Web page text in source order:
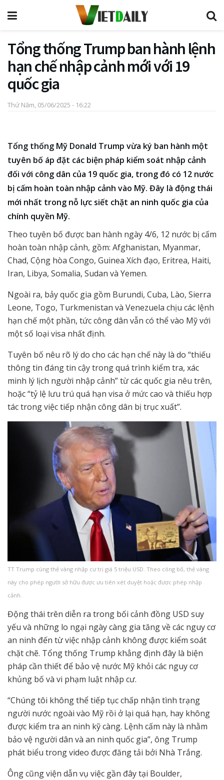
Tổng thống Trump ban hành lệnh
hạn chế nhập cảnh mới với 19
quốc gia
Thứ Năm, 05/06/2025 - 16:22
Tổng thống Mỹ Donald Trump vừa ký ban hành một
tuyên bố áp đặt các biện pháp kiểm soát nhập cảnh
đối với công dân của 19 quốc gia, trong đó có 12 nước
bị cấm hoàn toàn nhập cảnh vào Mỹ. Đây là động thái
mới nhất trong nỗ lực siết chặt an ninh quốc gia của
chính quyền Mỹ.
Theo tuyên bố được ban hành ngày 4/6, 12 nước bị cấm
hoàn toàn nhập cảnh, gồm: Afghanistan, Myanmar,
Chad, Cộng hòa Congo, Guinea Xích đạo, Eritrea, Haiti,
Iran, Libya, Somalia, Sudan và Yemen.
Ngoài ra, bảy quốc gia gồm Burundi, Cuba, Lào, Sierra
Leone, Togo, Turkmenistan và Venezuela chịu các lệnh
hạn chế một phần, tức công dân vẫn có thể vào Mỹ với
một số loại visa nhất định.
Tuyên bố nêu rõ lý do cho các hạn chế này là do “thiếu
thông tin đáng tin cậy trong quá trình kiểm tra, xác
minh lý lịch người nhập cảnh” từ các quốc gia nêu trên,
hoặc “tỷ lệ lưu trú quá hạn visa ở mức cao và thiếu hợp
tác trong việc tiếp nhận công dân bị trục xuất”.
TT Trump cùng thẻ vàng nhập cư trị giá 5 triệu USD. Theo công bố, thẻ vàng
này cho phép người sở hữu được ưu tiên xét duyệt hoặc được phép nhập
cảnh.
Động thái trên diễn ra trong bối cảnh đồng USD suy
yếu và những lo ngại ngày càng gia tăng về các nguy cơ
an ninh đến từ việc nhập cảnh không được kiểm soát
chặt chẽ. Tổng thống Trump khẳng định đây là biện
pháp cần thiết để bảo vệ nước Mỹ khỏi các nguy cơ
khủng bố và vi phạm luật nhập cư.
“Chúng tôi không thể tiếp tục chấp nhận tình trạng
người nước ngoài vào Mỹ rồi ở lại quá hạn, hay không
được kiểm tra an ninh kỹ càng. Lệnh cấm này là nhằm
bảo vệ người dân và an ninh quốc gia”, ông Trump
phát biểu trong video được đăng tải bởi Nhà Trắng.
Ông cũng viện dẫn vụ việc gần đây tại Boulder,